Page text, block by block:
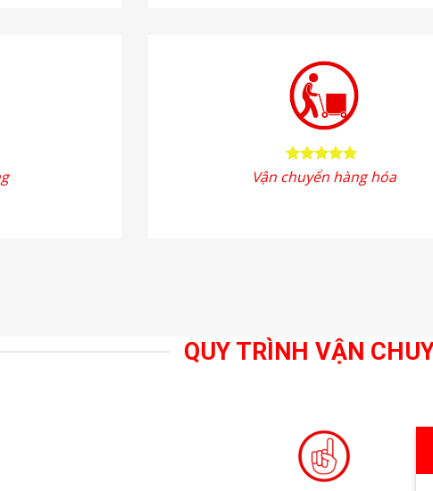
Vận chuyển hàng hóa